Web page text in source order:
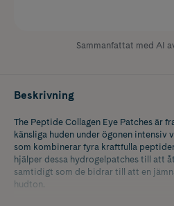
Sammanfattat med AI
Beskrivning
The Peptide Collagen Eye Patches är
känsliga huden under ögonen intensiv
som kombinerar fyra kraftfulla
hjälper dessa hydrogelpatches till att
samtidigt som de bidrar till att en
hudton.